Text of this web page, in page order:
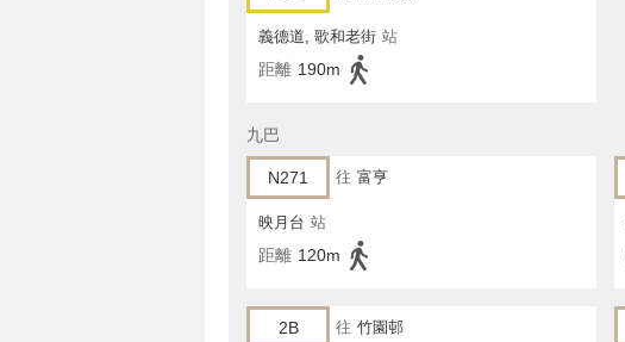
義德道, 歌和老街 站
距離 190m
九巴
N271 往 富亨
映月台 站
距離 120m
2B 往 竹園邨